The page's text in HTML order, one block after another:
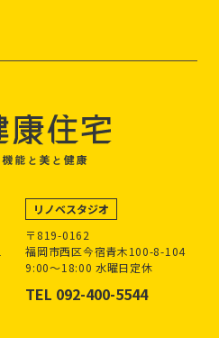
リノベスタジオ
〒819-0162
福岡市西区今宿青木100-8-104
9:00～18:00 水曜日定休
TEL 092-400-5544